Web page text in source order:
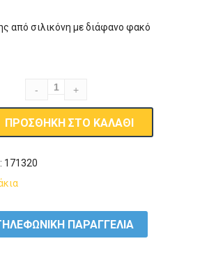
από σιλικόνη με διάφανο φακό
ΠΡΟΣΘΉΚΗ ΣΤΟ ΚΑΛΆΘΙ
171320
ΠΑΡΑΓΓΕΛΙΑ